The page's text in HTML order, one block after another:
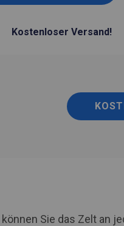
Kostenloser Versand!
Sie das Zelt an